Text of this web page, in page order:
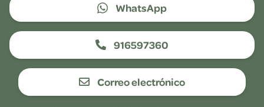
WhatsApp
916597360
Correo electrónico